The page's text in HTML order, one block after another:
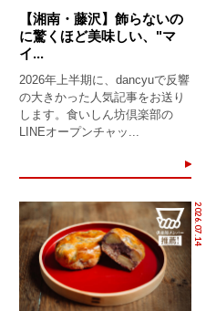
【湘南・藤沢】飾らないの
に驚くほど美味しい、"マ
イ...
2026年上半期に、dancyuで反響
の大きかった人気記事をお送り
します。食いしん坊倶楽部の
LINEオープンチャッ...
2026.07.14